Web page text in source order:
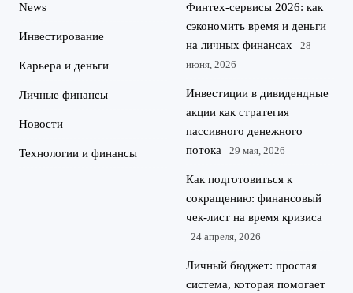
News
Инвестирование
Карьера и деньги
Личные финансы
Новости
Технологии и финансы
Финтех-сервисы 2026: как
сэкономить время и деньги
на личных финансах
28
июня, 2026
Инвестиции в дивидендные
акции как стратегия
пассивного денежного
потока
29 мая, 2026
Как подготовиться к
сокращению: финансовый
чек-лист на время кризиса
24 апреля, 2026
Личный бюджет: простая
система, которая помогает